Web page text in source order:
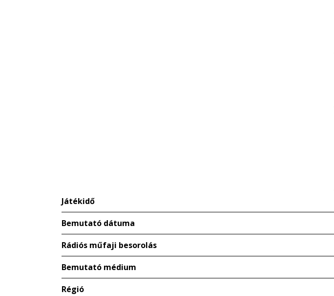
Játékidő
Bemutató dátuma
Rádiós műfaji besorolás
Bemutató médium
Régió